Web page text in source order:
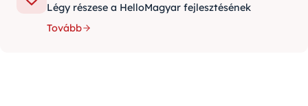
Légy részese a HelloMagyar fejlesztésének
Tovább